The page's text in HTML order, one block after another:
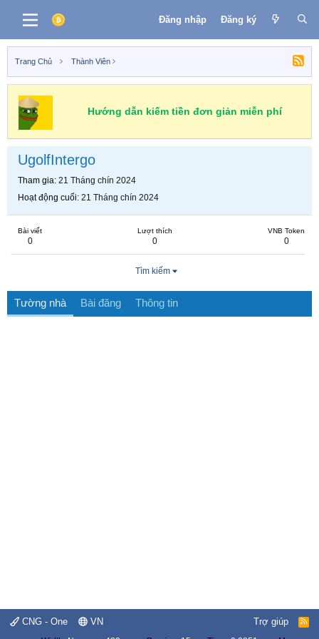
Đăng nhập Đăng ký
Trang Chủ Thành Viên
Hướng dẫn kiếm tiền đơn giản miễn phí
UgolfIntergo
Tham gia 21 Tháng chín 2024
Hoạt động cuối 21 Tháng chín 2024
Bài viết
0
Lượt thích
0
VNB Token
0
Tìm kiếm
Tường nhà Bài đăng Thông tin
CNG - One VN Trợ giúp
R